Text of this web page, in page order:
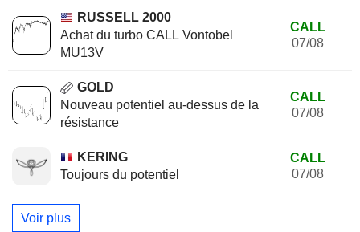
RUSSELL 2000
Achat du turbo CALL Vontobel
MU13V
CALL
07/08
GOLD
Nouveau potentiel au-dessus de la
résistance
CALL
07/08
KERING
Toujours du potentiel
CALL
07/08
Voir plus